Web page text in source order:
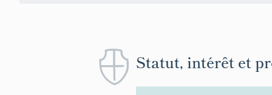
Statut, intérêt et